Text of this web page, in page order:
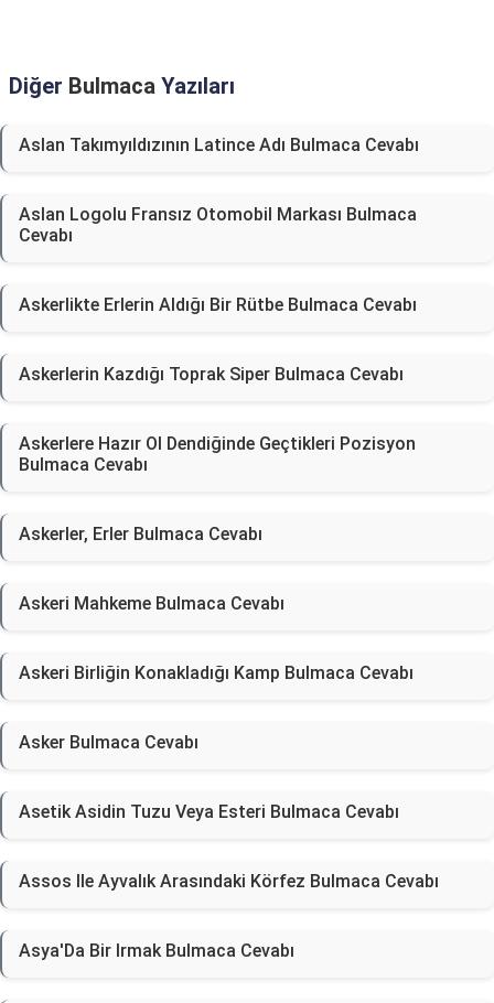
Diğer Bulmaca Yazıları
Aslan Takımyıldızının Latince Adı Bulmaca Cevabı
Aslan Logolu Fransız Otomobil Markası Bulmaca
Cevabı
Askerlikte Erlerin Aldığı Bir Rütbe Bulmaca Cevabı
Askerlerin Kazdığı Toprak Siper Bulmaca Cevabı
Askerlere Hazır Ol Dendiğinde Geçtikleri Pozisyon
Bulmaca Cevabı
Askerler, Erler Bulmaca Cevabı
Askeri Mahkeme Bulmaca Cevabı
Askeri Birliğin Konakladığı Kamp Bulmaca Cevabı
Asker Bulmaca Cevabı
Asetik Asidin Tuzu Veya Esteri Bulmaca Cevabı
Assos Ile Ayvalık Arasındaki Körfez Bulmaca Cevabı
Asya'Da Bir Irmak Bulmaca Cevabı